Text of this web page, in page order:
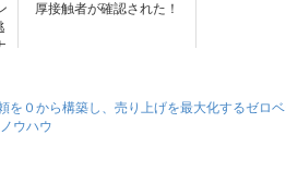
厚接触者が確認された！
０から構築し、売り上げを最大化するゼロ
ウハウ